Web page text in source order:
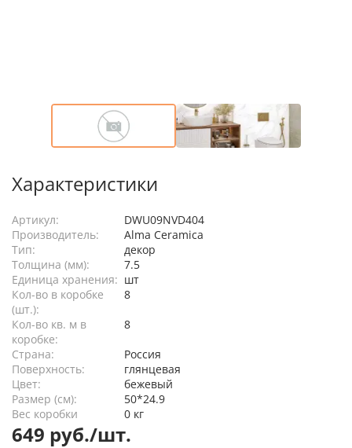
Характеристики
Артикул:
DWU09NVD404
Производитель:
Alma Ceramica
Тип:
декор
Толщина (мм):
7.5
Единица хранения: шт
Кол-во в коробке
(шт.):
8
Кол-во кв. м в
коробке:
8
Страна:
Россия
Поверхность:
глянцевая
Цвет:
бежевый
Размер (см):
50*24.9
Вес коробки
0 кг
649 руб./шт.